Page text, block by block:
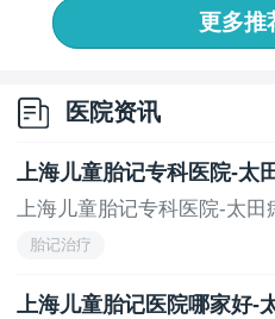
更多推
医院资讯
上海儿童胎记专科医院-太
上海儿童胎记专科医院-太
胎记治疗
上海儿童胎记医院哪家好-